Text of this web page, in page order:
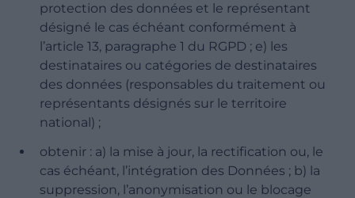
protection des données et le représentant
désigné le cas échéant conformément à
l’article 13, paragraphe 1 du RGPD ; e) les
destinataires ou catégories de destinataires
des données (responsables du traitement ou
représentants désignés sur le territoire
national) ;
obtenir : a) la mise à jour, la rectification ou, le
cas échéant, l’intégration des Données ; b) la
suppression, l’anonymisation ou le blocage